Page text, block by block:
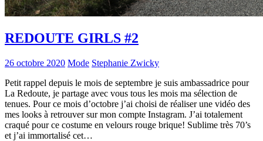
REDOUTE GIRLS #2
26 octobre 2020 Mode Stephanie Zwicky
Petit rappel depuis le mois de septembre je suis ambassadrice pour
La Redoute, je partage avec vous tous les mois ma sélection de
tenues. Pour ce mois d’octobre j’ai choisi de réaliser une vidéo des
mes looks à retrouver sur mon compte Instagram. J’ai totalement
craqué pour ce costume en velours rouge brique! Sublime très 70’s
et j’ai immortalisé cet…